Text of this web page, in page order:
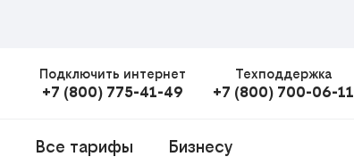
Подключить интернет
+7 (800) 775-41-49
Техподдержка
+7 (800) 700-06-11
Все тарифы Бизнесу